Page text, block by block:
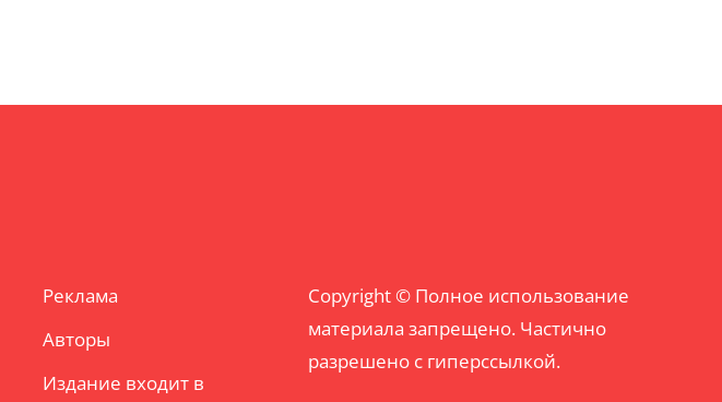
Реклама
Авторы
Издание входит в
Copyright © Полное использование
материала запрещено. Частично
разрешено с гиперссылкой.